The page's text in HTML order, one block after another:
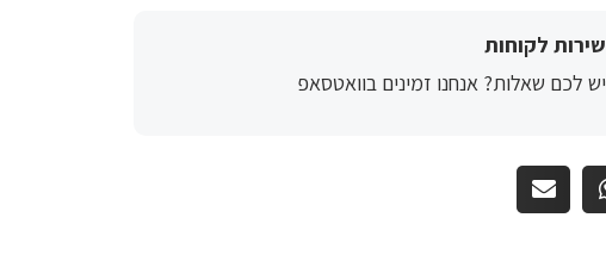
שירות לקוחות
יש לכם שאלות? אנחנו זמינים בוואטסאפ